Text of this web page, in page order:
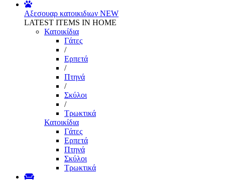
Αξεσουαρ κατοικιδιων NEW
LATEST ITEMS IN HOME
Κατοικίδια
Γάτες
/
Ερπετά
/
Πτηνά
/
Σκύλοι
/
Τρωκτικά
Κατοικίδια
Γάτες
Ερπετά
Πτηνά
Σκύλοι
Τρωκτικά